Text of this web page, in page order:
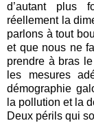
d’autant plus
réellement la
parlons à tout
et que nous ne
prendre à bras
les mesures
démographie
la pollution et la
Deux périls qui